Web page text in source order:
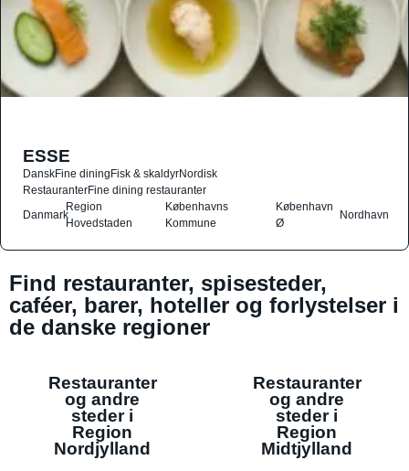
ESSE
DanskFine diningFisk & skaldyrNordisk
RestauranterFine dining restauranter
Danmark
Region
Hovedstaden
Københavns
Kommune
København
Ø
Nordhavn
Find restauranter, spisesteder,
caféer, barer, hoteller og forlystelser i
de danske regioner
Restauranter
og andre
steder i
Region
Nordjylland
Restauranter
og andre
steder i
Region
Midtjylland